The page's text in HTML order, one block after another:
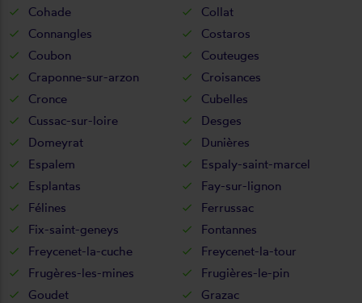
Cohade
Collat
Connangles
Costaros
Coubon
Couteuges
Craponne-sur-arzon
Croisances
Cronce
Cubelles
Cussac-sur-loire
Desges
Domeyrat
Dunières
Espalem
Espaly-saint-marcel
Esplantas
Fay-sur-lignon
Félines
Ferrussac
Fix-saint-geneys
Fontannes
Freycenet-la-cuche
Freycenet-la-tour
Frugères-les-mines
Frugières-le-pin
Goudet
Grazac